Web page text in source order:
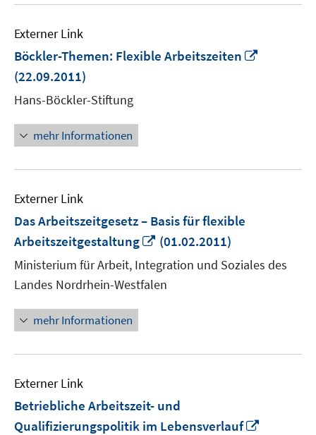
Externer Link
Böckler-Themen: Flexible Arbeitszeiten
(22.09.2011)
Hans-Böckler-Stiftung
mehr Informationen
Externer Link
Das Arbeitszeitgesetz – Basis für flexible
Arbeitszeitgestaltung
In
neuem
Fenster
öffnen
(01.02.2011)
Ministerium für Arbeit, Integration und Soziales des
Landes Nordrhein-Westfalen
mehr Informationen
Externer Link
Betriebliche Arbeitszeit- und
Qualifizierungspolitik im Lebensverlauf